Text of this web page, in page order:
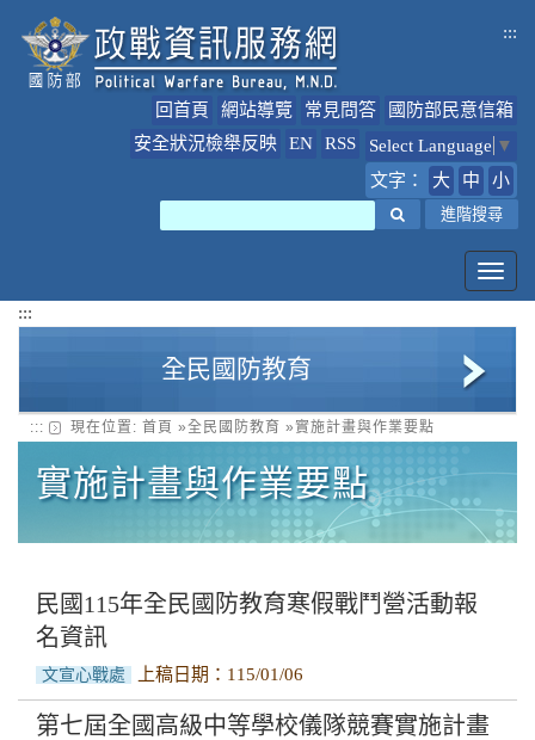
:::
回首頁 網站導覽 常見問答
國防部民意信箱
安全狀況檢舉反映
EN RSS Select Language ▼
文字：
大 中 小
進階搜尋
:::
全民國防教育
全民國防教育簡介
全民國防教育最新公告
南沙研習營活動
實施計畫與作業要點
活動成果
::: 現在位置: 首頁 »全民國防教育 » 實施計畫與作業要點
實施計畫與作業要點
民國115年全民國防教育寒假戰鬥營活動報
名資訊
文宣心戰處 上稿日期：115/01/06
第七屆全國高級中等學校儀隊競賽實施計畫